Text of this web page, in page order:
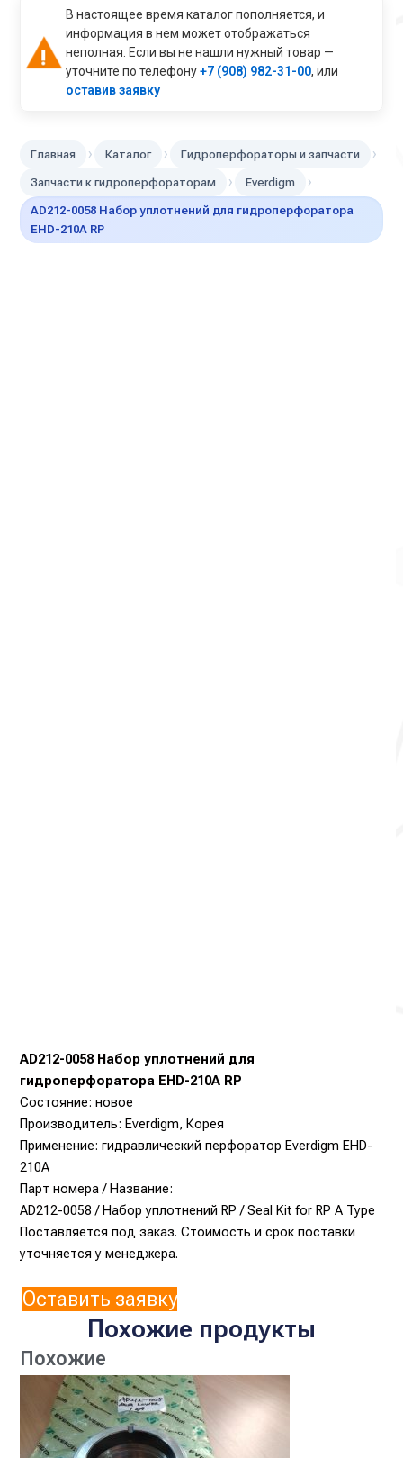
В настоящее время каталог пополняется, и
информация в нем может отображаться
неполная. Если вы не нашли нужный товар —
уточните по телефону+7 (908) 982-31-00, или
оставив заявку
Главная › Каталог › Гидроперфораторы и запчасти ›
Запчасти к гидроперфораторам › Everdigm ›
AD212-0058 Набор уплотнений для гидроперфоратора
EHD-210A RP
AD212-0058 Набор уплотнений для
гидроперфоратора EHD-210A RP
Состояние: новое
Производитель: Everdigm, Корея
Применение: гидравлический перфоратор Everdigm EHD-
210A
Парт номера / Название:
AD212-0058 / Набор уплотнений RP / Seal Kit for RP A Type
Поставляется под заказ. Стоимость и срок поставки
уточняется у менеджера.
Оставить заявку
Похожие продукты
Похожие